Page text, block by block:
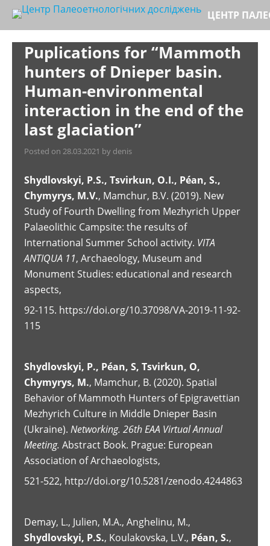
Skip
content
ЦЕНТР
Puplications for “Mammoth
hunters of Dnieper basin.
Human-environmental
interaction in the end of the
last glaciation”
Posted on 28.03.2021 by denis
Shydlovskyi, P.S., Tsvirkun, O.I., Péan, S.,
Chymyrys, M.V., Mamchur, B.V. (2019). New
Study of Fourth Dwelling from Mezhyrich Upper
Palaeolithic Campsite: the results of
International Summer School activity. VITA
ANTIQUA 11, Archaeology, Museum and
Monument Studies: educational and research
aspects,
92-115. https://doi.org/10.37098/VA-2019-11-92-
115
Shydlovskyi, P., Péan, S, Tsvirkun, O,
Chymyrys, M., Mamchur, B. (2020). Spatial
Behavior of Mammoth Hunters of Epigravettian
Mezhyrich Culture in Middle Dnieper Basin
(Ukraine). Networking. 26th EAA Virtual Annual
Meeting. Abstract Book. Prague: European
Association of Archaeologists,
521-522, http://doi.org/10.5281/zenodo.4244863
Demay, L., Julien, M.A., Anghelinu, M.,
Shydlovskyi, P.S., Koulakovska, L.V., Péan, S.,